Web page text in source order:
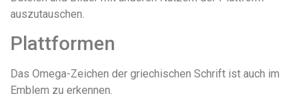
auszutauschen.
Plattformen
Das Omega-Zeichen der griechischen Schrift ist auch im
Emblem zu erkennen.